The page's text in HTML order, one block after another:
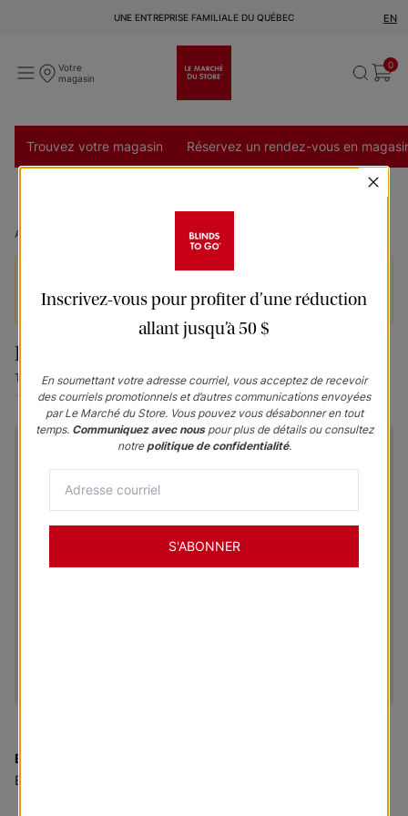
EN
UNE ENTREPRISE FAMILIALE DU QUÉBEC
Votre
magasin
0
Trouvez votre magasin Réservez un rendez-vous en
Accueil Panneaux coulissants Tokyo Roller Fabric - English Breakfast
de livraison et peuvent varier selon la région.
Panneaux coulissants
Tokyo english breakfast
En vendette
English Breakfast
Inscrivez-vous pour profiter d’une réduction
allant jusqu’à 50 $
En soumettant votre adresse courriel, vous acceptez de recevoir
des courriels promotionnels et d’autres communications envoyées
par Le Marché du Store. Vous pouvez vous désabonner en tout
temps. Communiquez avec nouspour plus de détails ou consultez
notre politique de confidentialité.
S'ABONNER